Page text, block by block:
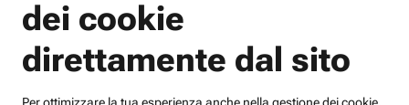
dei cookie
direttamente dal sito